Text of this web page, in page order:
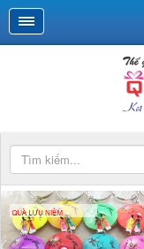
QUÀ LƯU NIỆM